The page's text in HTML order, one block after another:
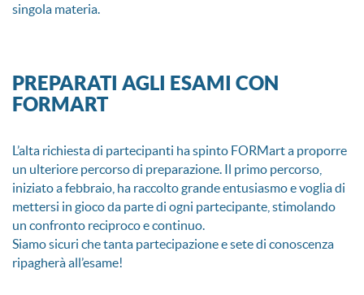
singola materia.
PREPARATI AGLI ESAMI CON
FORMART
L’alta richiesta di partecipanti ha spinto FORMart a proporre
un ulteriore percorso di preparazione. Il primo percorso,
iniziato a febbraio, ha raccolto grande entusiasmo e voglia di
mettersi in gioco da parte di ogni partecipante, stimolando
un confronto reciproco e continuo.
Siamo sicuri che tanta partecipazione e sete di conoscenza
ripagherà all’esame!